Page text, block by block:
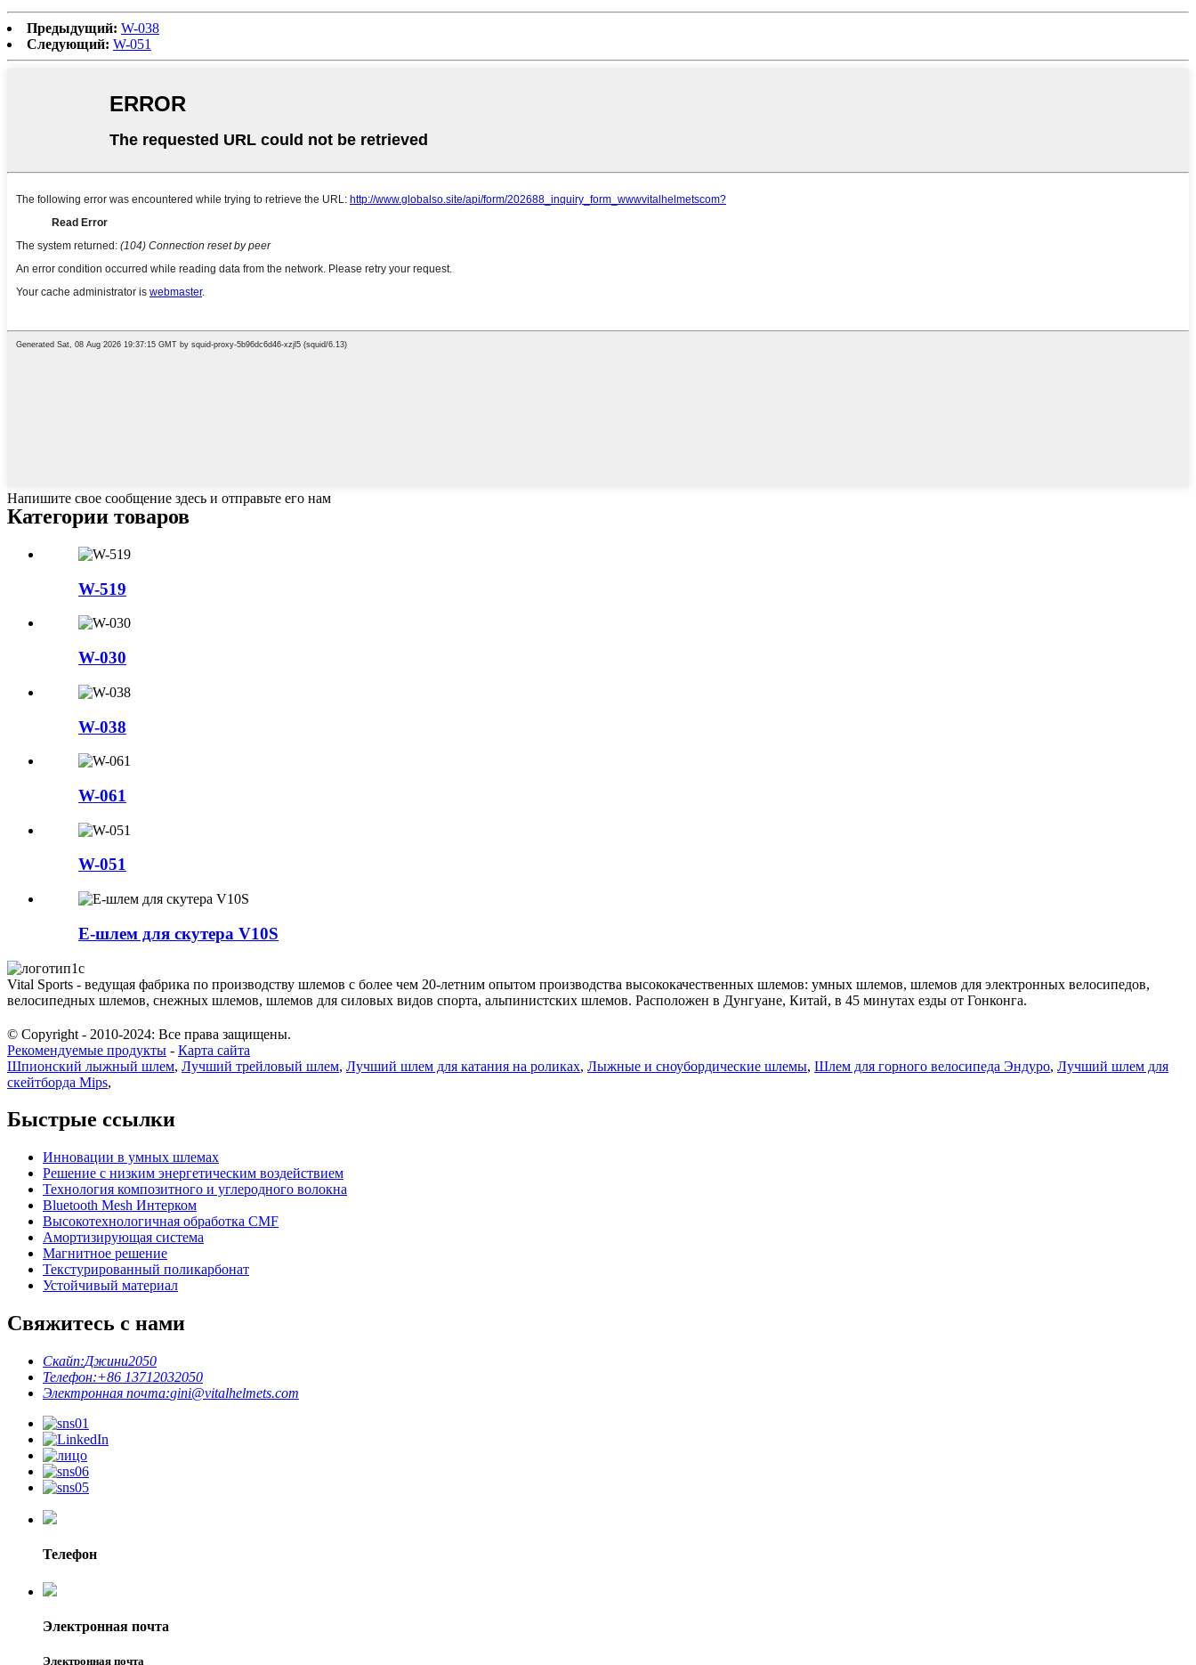
Предыдущий: W-038
Следующий: W-051
Напишите свое сообщение здесь и отправьте его нам
Категории товаров
W-519
W-030
W-038
W-061
W-051
E-шлем для скутера V10S
Vital Sports - ведущая фабрика по производству шлемов с более чем 20-летним опытом производства высококачественных шлемов: умных шлемов, шлемов для электронных велосипедов,
велосипедных шлемов, снежных шлемов, шлемов для силовых видов спорта, альпинистских шлемов. Расположен в Дунгуане, Китай, в 45 минутах езды от Гонконга.
© Copyright - 2010-2024: Все права защищены.
Рекомендуемые продукты - Карта сайта
Шпионский лыжный шлем, Лучший трейловый шлем, Лучший шлем для катания на роликах, Лыжные и сноубордические шлемы, Шлем для горного велосипеда Эндуро, Лучший шлем для
скейтборда Mips,
Быстрые ссылки
Инновации в умных шлемах
Решение с низким энергетическим воздействием
Технология композитного и углеродного волокна
Bluetooth Mesh Интерком
Высокотехнологичная обработка CMF
Амортизирующая система
Магнитное решение
Текстурированный поликарбонат
Устойчивый материал
Свяжитесь с нами
Скайп:Джини2050
Телефон:+86 13712032050
Электронная почта:gini@vitalhelmets.com
Телефон
Электронная почта
Электронная почта